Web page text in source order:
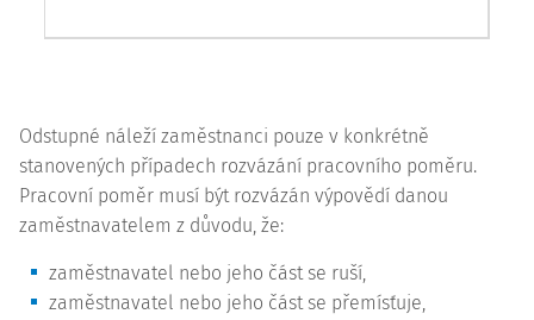
Odstupné náleží zaměstnanci pouze v konkrétně
stanovených případech rozvázání pracovního poměru.
Pracovní poměr musí být rozvázán výpovědí danou
zaměstnavatelem z důvodu, že:
zaměstnavatel nebo jeho část se ruší,
zaměstnavatel nebo jeho část se přemísťuje,